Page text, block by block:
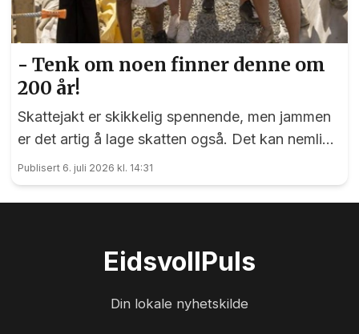
- Tenk om noen finner denne om
200 år!
Skattejakt er skikkelig spennende, men jammen
er det artig å lage skatten også. Det kan nemlig
elevene ved Vilberg barneskole skrive under på.
Denne saken ble publisert for første gang 15. juni
2023
Publisert 6. juli 2026 kl. 14:31
EidsvollPuls
Din lokale nyhetskilde